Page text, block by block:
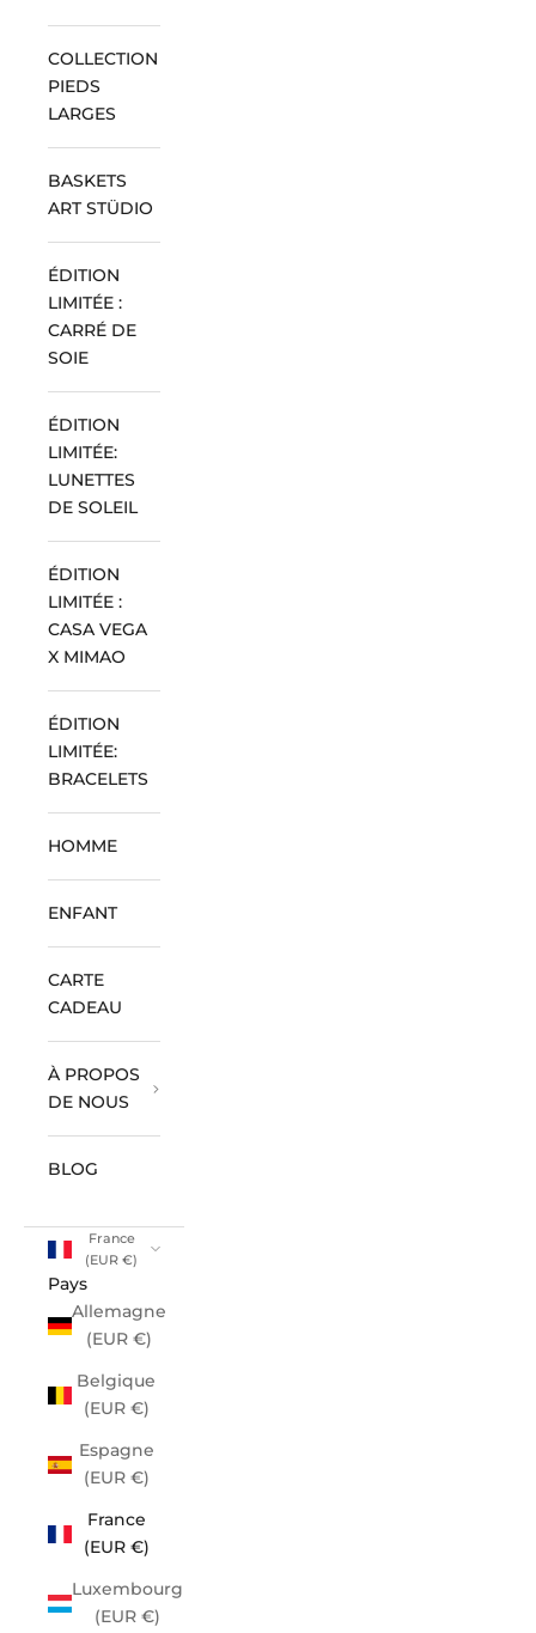
COLLECTION
PIEDS
LARGES
BASKETS
ART STÜDIO
ÉDITION
LIMITÉE :
CARRÉ DE
SOIE
ÉDITION
LIMITÉE:
LUNETTES
DE SOLEIL
ÉDITION
LIMITÉE :
CASA VEGA
X MIMAO
ÉDITION
LIMITÉE:
BRACELETS
HOMME
ENFANT
CARTE
CADEAU
À PROPOS
DE NOUS
BLOG
France
(EUR €)
Pays
Allemagne
(EUR €)
Belgique
(EUR €)
Espagne
(EUR €)
France
(EUR €)
Luxembourg
(EUR €)